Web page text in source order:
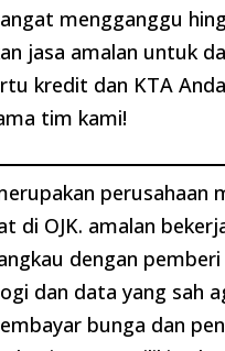
mengganggu
jasa amalan untuk
kredit dan KTA
tim kami!
di OJK. amalan
dengan
dan data yang sah
bunga dan